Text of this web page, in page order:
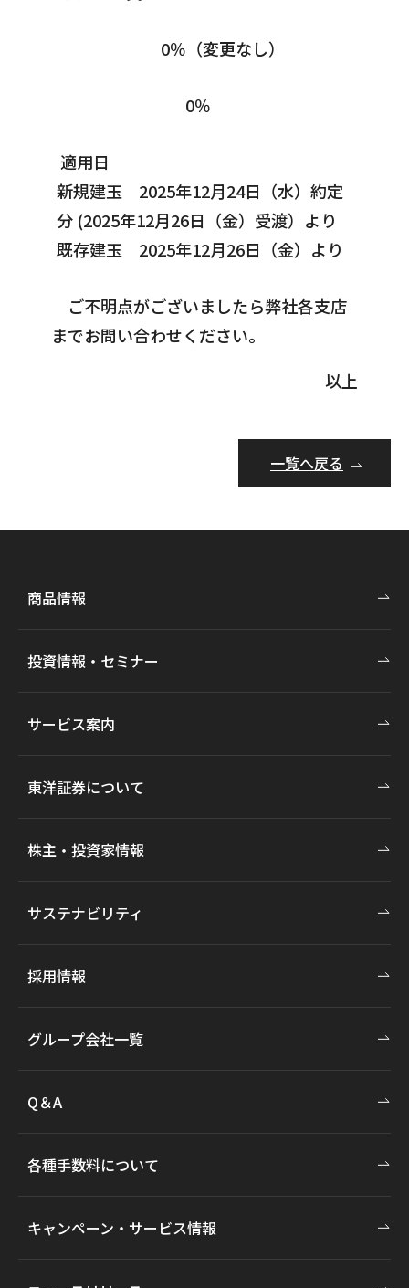
0％（変更なし）
0％
適用日
新規建玉 2025年12月24日（水）約定
分 (2025年12月26日（金）受渡）より
既存建玉 2025年12月26日（金）より
ご不明点がございましたら弊社各支店
までお問い合わせください。
以上
一覧へ戻る
商品情報
投資情報・セミナー
サービス案内
東洋証券について
株主・投資家情報
サステナビリティ
採用情報
グループ会社一覧
Q＆A
各種手数料について
キャンペーン・サービス情報